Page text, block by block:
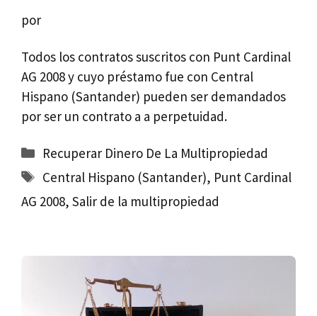
por
Todos los contratos suscritos con Punt Cardinal
AG 2008 y cuyo préstamo fue con Central
Hispano (Santander) pueden ser demandados
por ser un contrato a a perpetuidad.
Categorías
Recuperar Dinero De La Multipropiedad
Etiquetas
Central Hispano (Santander), Punt Cardinal
AG 2008, Salir de la multipropiedad